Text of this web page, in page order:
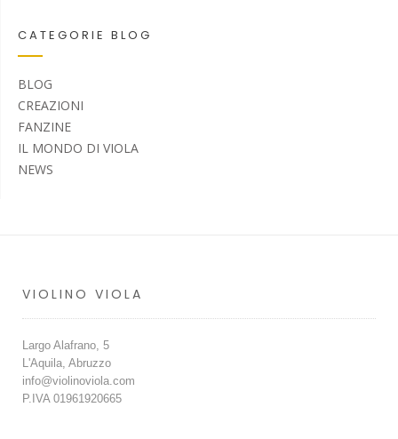
CATEGORIE BLOG
BLOG
CREAZIONI
FANZINE
IL MONDO DI VIOLA
NEWS
VIOLINO VIOLA
Largo Alafrano, 5
L'Aquila, Abruzzo
info@violinoviola.com
P.IVA 01961920665